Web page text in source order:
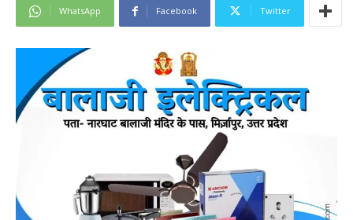
WhatsApp Facebook Twitter